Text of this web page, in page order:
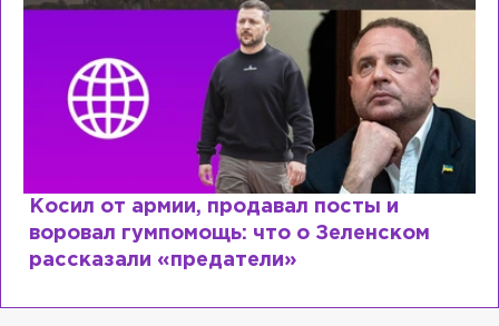
Рыдает из-за мужа, но опять флиртует с
Лазаревым: как Лера Кудрявцева
сходит с ума